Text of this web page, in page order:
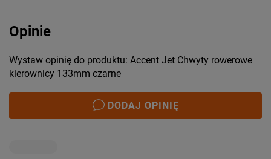
Opinie
Wystaw opinię do produktu: Accent Jet Chwyty rowerowe
kierownicy 133mm czarne
DODAJ OPINIĘ